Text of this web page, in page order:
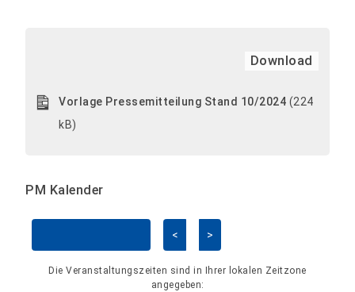
Download
Vorlage Pressemitteilung Stand 10/2024 (224
kB)
PM Kalender
< >
Die Veranstaltungszeiten sind in Ihrer lokalen Zeitzone
angegeben: